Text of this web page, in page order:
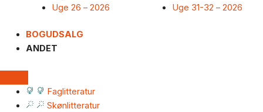
Uge 26 – 2026
Uge 31-32 – 2026
BOGUDSALG
ANDET
Faglitteratur
Skønlitteratur